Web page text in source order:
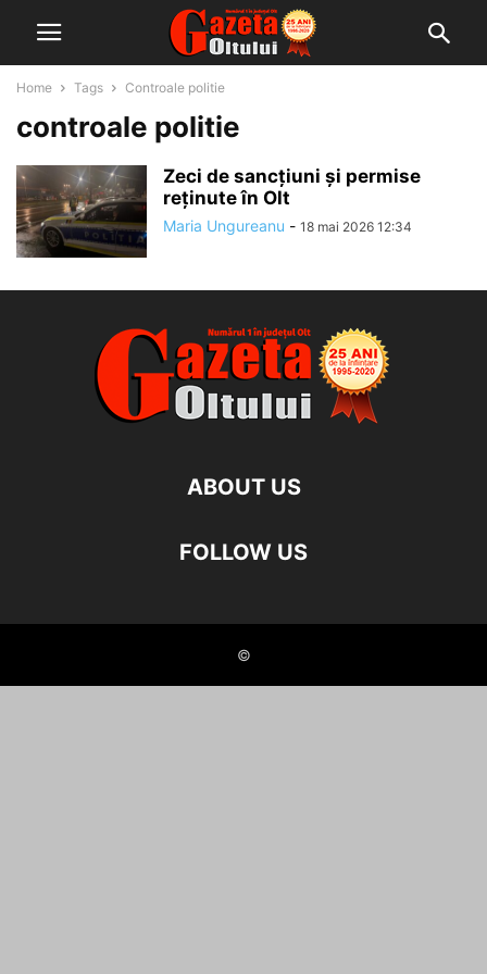
Home Tags Controale politie
controale politie
Zeci de sancțiuni și permise
reținute în Olt
Maria Ungureanu - 18 mai 2026 12:34
ABOUT US
FOLLOW US
©